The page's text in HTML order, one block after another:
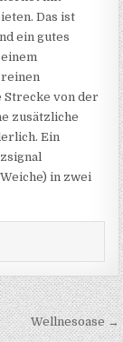
Das ist
ein gutes
Strecke von der
zusätzliche
Ein
in zwei
Wellnesoase →